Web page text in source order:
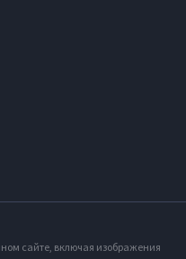
сайте, включая изображения